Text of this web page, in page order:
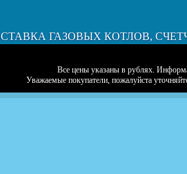
ГАЗОВЫХ КОТЛОВ,
Все цены указаны в рублях.
Уважаемые покупатели, пожалуйста